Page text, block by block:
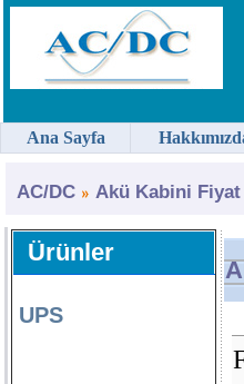
AC/DC Akü Kabini
Ürünler
UPS
Ana Sayfa